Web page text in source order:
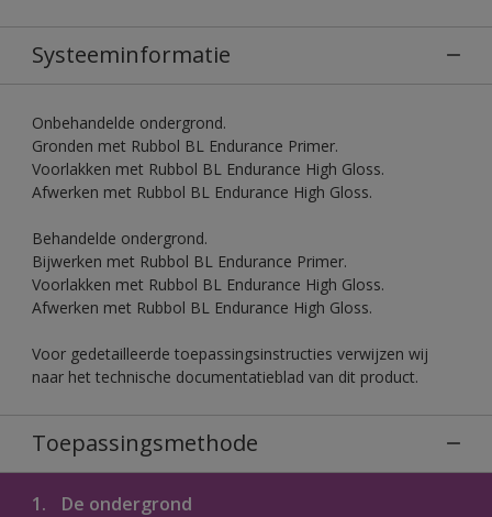
Systeeminformatie
Onbehandelde ondergrond.
Gronden met Rubbol BL Endurance Primer.
Voorlakken met Rubbol BL Endurance High Gloss.
Afwerken met Rubbol BL Endurance High Gloss.
Behandelde ondergrond.
Bijwerken met Rubbol BL Endurance Primer.
Voorlakken met Rubbol BL Endurance High Gloss.
Afwerken met Rubbol BL Endurance High Gloss.
Voor gedetailleerde toepassingsinstructies verwijzen wij
naar het technische documentatieblad van dit product.
Toepassingsmethode
1. De ondergrond